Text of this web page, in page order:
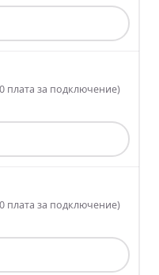
плата за подключение)
плата за подключение)